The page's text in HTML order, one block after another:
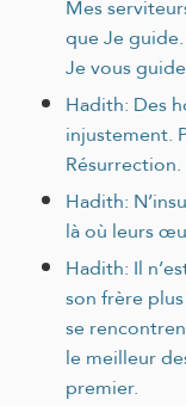
Mes
que Je
Je vous
Hadith: Des
injustement.
Résurrection.
Hadith:
là où leurs
Hadith: Il
son frère
se
le meilleur
premier.